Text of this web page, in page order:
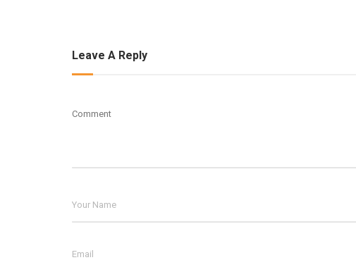
Leave A Reply